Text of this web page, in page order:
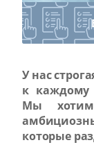
У нас
к каждому
Мы
которые